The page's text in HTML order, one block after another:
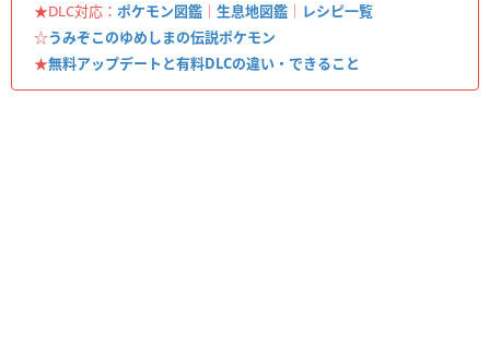
★DLC対応： ポケモン図鑑 ｜ 生息地図鑑 ｜ レシピ一覧
☆うみぞこのゆめしまの伝説ポケモン
★無料アップデートと有料DLCの違い・できること